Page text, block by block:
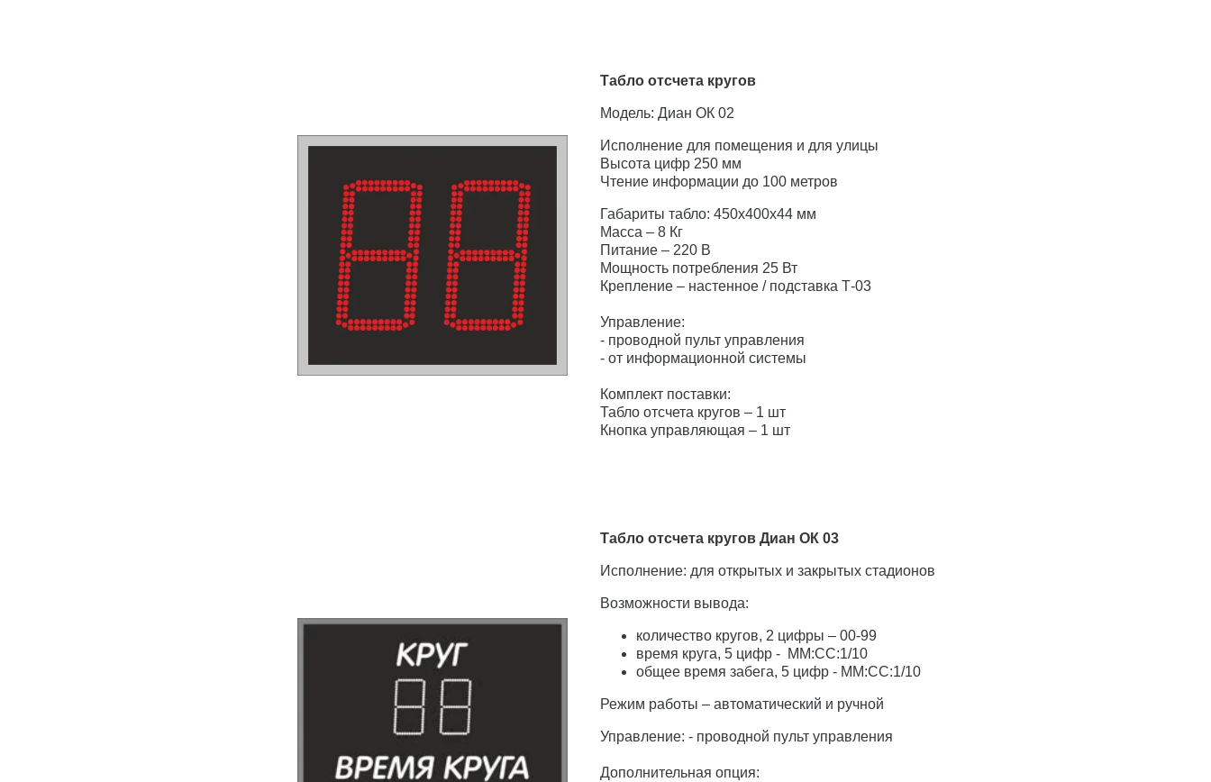
Табло отсчета кругов
Модель: Диан ОК 02
Исполнение для помещения и для улицы
Высота цифр 250 мм
Чтение информации до 100 метров
Габариты табло: 450х400х44 мм
Масса – 8 Кг
Питание – 220 В
Мощность потребления 25 Вт
Крепление – настенное / подставка Т-03
Управление:
- проводной пульт управления
- от информационной системы
Комплект поставки:
Табло отсчета кругов – 1 шт
Кнопка управляющая – 1 шт
Табло отсчета кругов Диан ОК 03
Исполнение: для открытых и закрытых стадионов
Возможности вывода:
количество кругов, 2 цифры – 00-99
время круга, 5 цифр - ММ:СС:1/10
общее время забега, 5 цифр - ММ:СС:1/10
Режим работы – автоматический и ручной
Управление: - проводной пульт управления
Дополнительная опция: